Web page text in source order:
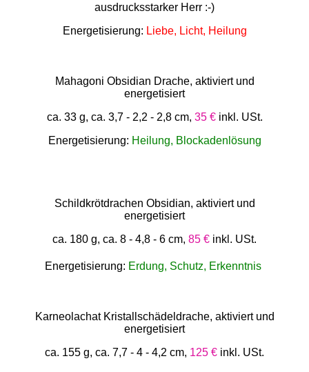
ausdrucksstarker Herr :-)
Energetisierung: Liebe, Licht, Heilung
Mahagoni Obsidian Drache, aktiviert und
energetisiert
ca. 33 g, ca. 3,7 - 2,2 - 2,8 cm, 35 €inkl. USt.
Energetisierung: Heilung, Blockadenlösung
Schildkrötdrachen Obsidian, aktiviert und
energetisiert
ca. 180 g, ca. 8 - 4,8 - 6 cm, 85 € inkl. USt.
Energetisierung: Erdung, Schutz, Erkenntnis
Karneolachat Kristallschädeldrache, aktiviert und
energetisiert
ca. 155 g, ca. 7,7 - 4 - 4,2 cm, 125 € inkl. USt.